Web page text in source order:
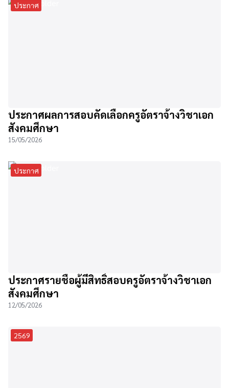
ประกาศ
ประกาศผลการสอบคัดเลือกครูอัตราจ้างวิชาเอก
สังคมศึกษา
15/05/2026
ประกาศ
ประกาศรายชื่อผู้มีสิทธิ์สอบครูอัตราจ้างวิชาเอก
สังคมศึกษา
12/05/2026
2569